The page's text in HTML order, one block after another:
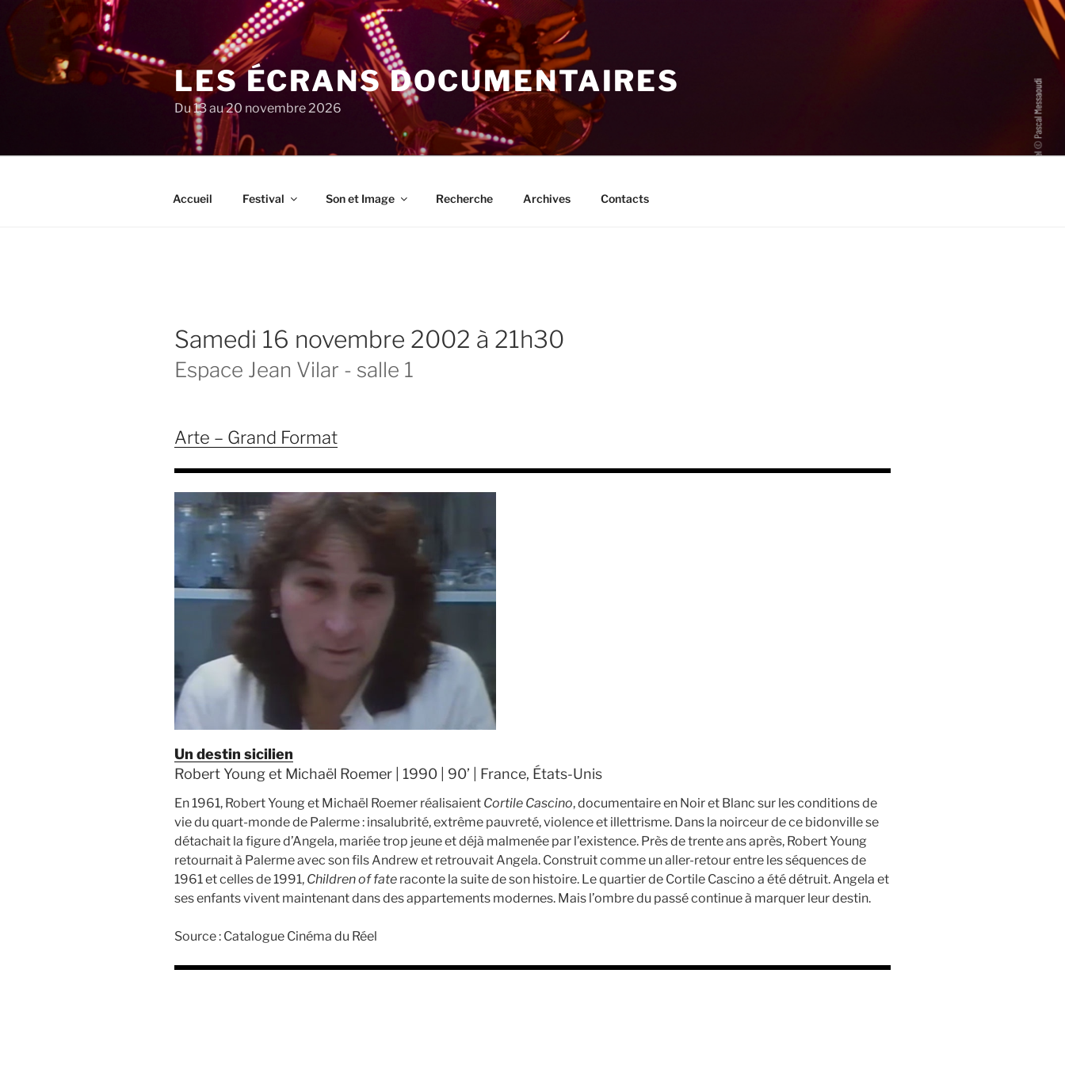
au
contenu
principal
LES ÉCRANS DOCUMENTAIRES
Du 13 au 20 novembre 2026
Accueil Festival Son et Image Recherche Archives Contacts
samedi 16 novembre 2002 à 21h30
Espace Jean Vilar - salle 1
Arte – Grand Format
Un destin sicilien
Robert Young et Michaël Roemer | 1990 | 90’ | France, États-Unis
En 1961, Robert Young et Michaël Roemer réalisaient Cortile Cascino, documentaire en Noir et Blanc sur les conditions de
vie du quart-monde de Palerme : insalubrité, extrême pauvreté, violence et illettrisme. Dans la noirceur de ce bidonville se
détachait la figure d’Angela, mariée trop jeune et déjà malmenée par l’existence. Près de trente ans après, Robert Young
retournait à Palerme avec son fils Andrew et retrouvait Angela. Construit comme un aller-retour entre les séquences de
1961 et celles de 1991, Children of fate raconte la suite de son histoire. Le quartier de Cortile Cascino a été détruit. Angela et
ses enfants vivent maintenant dans des appartements modernes. Mais l’ombre du passé continue à marquer leur destin.
Source : Catalogue Cinéma du Réel